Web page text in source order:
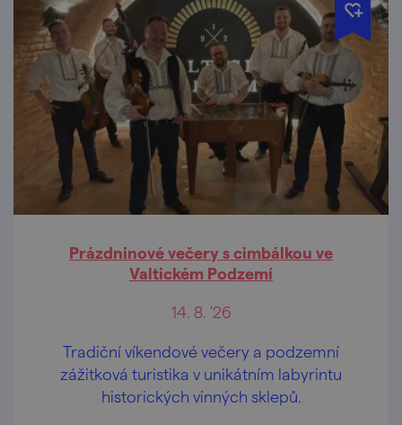
Prázdninové večery s cimbálkou ve
Valtickém Podzemí
14. 8. '26
Tradiční víkendové večery a podzemní
zážitková turistika v unikátním labyrintu
historických vinných sklepů.